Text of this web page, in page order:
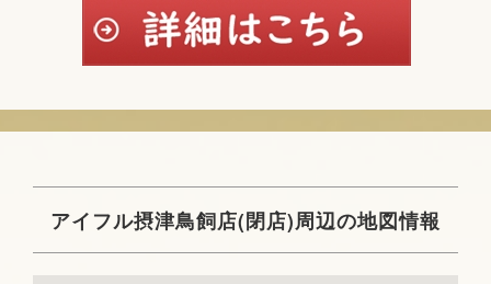
アイフル摂津鳥飼店(閉店)周辺の地図情報